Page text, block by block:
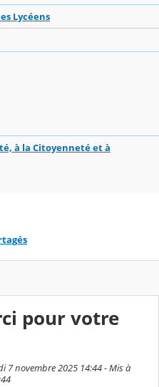
Lycéens
à la Citoyenneté et à
pour votre
7 novembre 2025 14:44 - Mis à